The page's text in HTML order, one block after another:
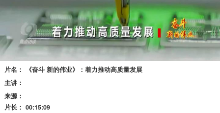
片名：
《奋斗 新的伟业》：着力推动高质量发展
主讲：
来源：
片长： 00:15:09